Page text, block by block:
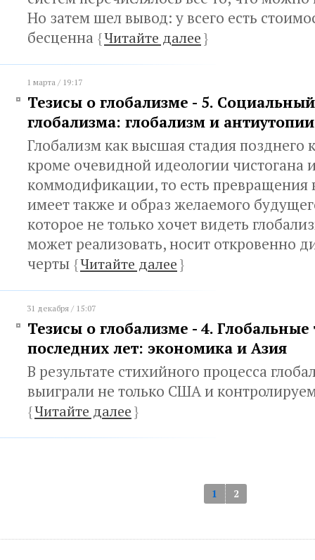
Но затем шел вывод: у всего есть
бесценна {Читайте далее}
1 марта / 19:17
Тезисы о глобализме - 5.
глобализма: глобализм и антиутопии
Глобализм как высшая стадия позднего
кроме очевидной идеологии чистогана
коммодификации, то есть превращения
имеет также и образ желаемого
которое не только хочет видеть
может реализовать, носит откровенно
черты {Читайте далее}
31 декабря / 15:07
Тезисы о глобализме - 4.
последних лет: экономика и Азия
В результате стихийного процесса
выиграли не только США и
{Читайте далее}
1 2